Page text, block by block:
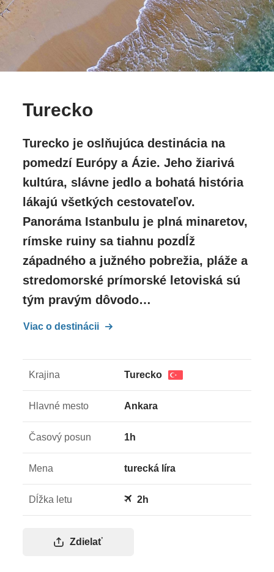
Turecko
Turecko je oslňujúca destinácia na
pomedzí Európy a Ázie. Jeho žiarivá
kultúra, slávne jedlo a bohatá história
lákajú všetkých cestovateľov.
Panoráma Istanbulu je plná minaretov,
rímske ruiny sa tiahnu pozdĺž
západného a južného pobrežia, pláže a
stredomorské prímorské letoviská sú
tým pravým dôvodo…
Viac o destinácii
Zdielať
Krajina Turecko
Hlavné mesto Ankara
Časový posun 1h
Mena turecká líra
Dĺžka letu 2h